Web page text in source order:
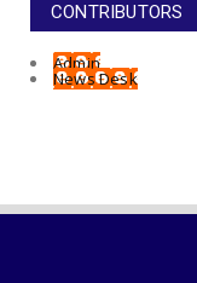
CONTRIBUTORS
Admin
News Desk